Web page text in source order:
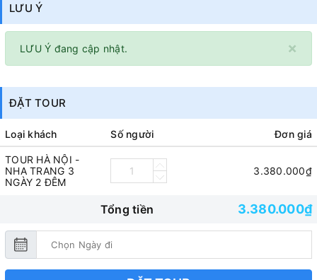
LƯU Ý
×
LƯU Ý đang cập nhật.
ĐẶT TOUR
Loại khách Số người Đơn giá
TOUR HÀ NỘI -
NHA TRANG 3
NGÀY 2 ĐÊM
3.380.000₫
Tổng tiền 3.380.000₫